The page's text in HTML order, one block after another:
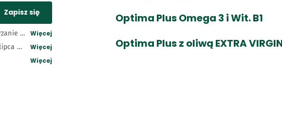
Zapisz się
adresu
w
Więcej
Więcej
z
Więcej
Optima Plus Omega 3 i Wit. B1
Optima Plus z oliwą EXTRA